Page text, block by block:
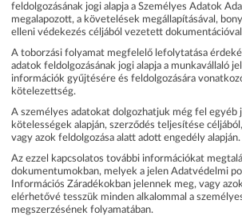
feldolgozásának jogi alapja a Személyes Adatok
megalapozott, a követelések megállapításával,
elleni védekezés céljából vezetett
A toborzási folyamat megfelelő lefolytatása
adatok feldolgozásának jogi alapja a munkavállaló
információk gyűjtésére és feldolgozására
kötelezettség.
A személyes adatokat dolgozhatjuk még fel egyéb
kötelességek alapján, szerződés teljesítése
vagy azok feldolgozása alatt adott engedély alapján.
Az ezzel kapcsolatos további információkat
dokumentumokban, melyek a jelen Adatvédelmi
Információs Záradékokban jelennek meg, vagy
elérhetővé tesszük minden alkalommal a
megszerzésének folyamatában.